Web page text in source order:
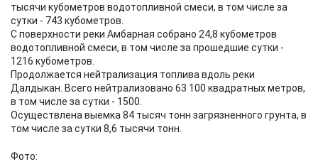
тысячи кубометров водотопливной смеси, в том числе за
сутки - 743 кубометров.
С поверхности реки Амбарная собрано 24,8 кубометров
водотопливной смеси, в том числе за прошедшие сутки -
1216 кубометров.
Продолжается нейтрализация топлива вдоль реки
Далдыкан. Всего нейтрализовано 63 100 квадратных метров,
в том числе за сутки - 1500.
Осуществлена выемка 84 тысяч тонн загрязненного грунта, в
том числе за сутки 8,6 тысячи тонн.​
Фото: